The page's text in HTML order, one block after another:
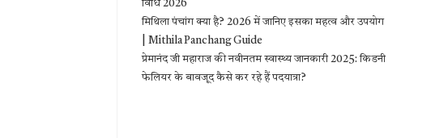
विधि 2026
मिथिला पंचांग क्या है? 2026 में जानिए इसका महत्व और उपयोग
| Mithila Panchang Guide
प्रेमानंद जी महाराज की नवीनतम स्वास्थ्य जानकारी 2025: किडनी
फेलियर के बावजूद कैसे कर रहे हैं पदयात्रा?